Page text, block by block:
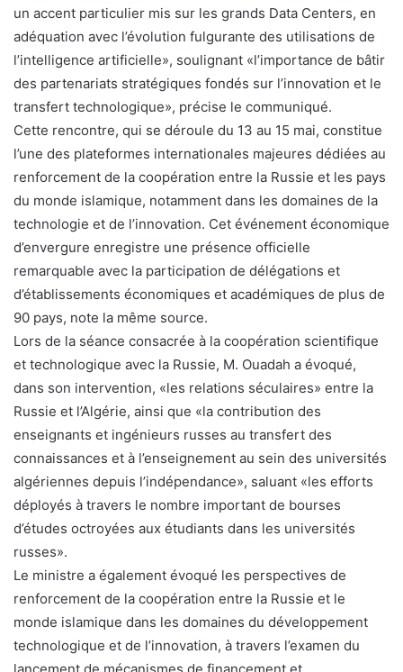
un accent particulier mis sur les grands Data Centers, en
adéquation avec l’évolution fulgurante des utilisations de
l’intelligence artificielle», soulignant «l’importance de bâtir
des partenariats stratégiques fondés sur l’innovation et le
transfert technologique», précise le communiqué.
Cette rencontre, qui se déroule du 13 au 15 mai, constitue
l’une des plateformes internationales majeures dédiées au
renforcement de la coopération entre la Russie et les pays
du monde islamique, notamment dans les domaines de la
technologie et de l’innovation. Cet événement économique
d’envergure enregistre une présence officielle
remarquable avec la participation de délégations et
d’établissements économiques et académiques de plus de
90 pays, note la même source.
Lors de la séance consacrée à la coopération scientifique
et technologique avec la Russie, M. Ouadah a évoqué,
dans son intervention, «les relations séculaires» entre la
Russie et l’Algérie, ainsi que «la contribution des
enseignants et ingénieurs russes au transfert des
connaissances et à l’enseignement au sein des universités
algériennes depuis l’indépendance», saluant «les efforts
déployés à travers le nombre important de bourses
d’études octroyées aux étudiants dans les universités
russes».
Le ministre a également évoqué les perspectives de
renforcement de la coopération entre la Russie et le
monde islamique dans les domaines du développement
technologique et de l’innovation, à travers l’examen du